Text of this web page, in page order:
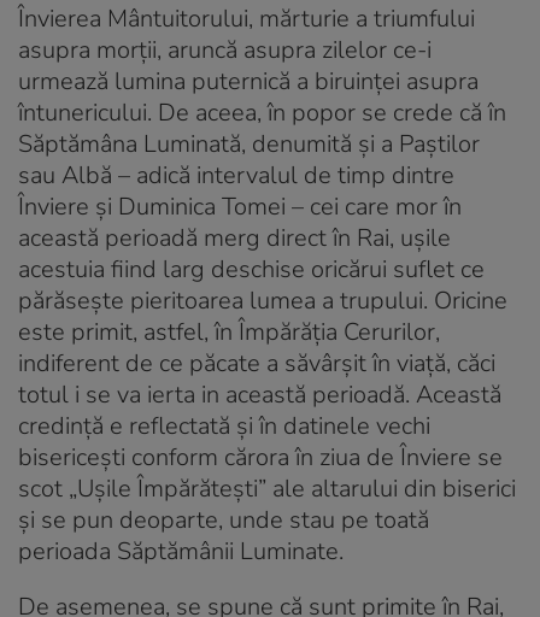
Învierea Mântuitorului, mărturie a triumfului
asupra morţii, aruncă asupra zilelor ce-i
urmează lumina puternică a biruinţei asupra
întunericului. De aceea, în popor se crede că în
Săptămâna Luminată, denumită şi a Paştilor
sau Albă – adică intervalul de timp dintre
Înviere şi Duminica Tomei – cei care mor în
această perioadă merg direct în Rai, uşile
acestuia fiind larg deschise oricărui suflet ce
părăseşte pieritoarea lumea a trupului. Oricine
este primit, astfel, în Împărăţia Cerurilor,
indiferent de ce păcate a săvârşit în viaţă, căci
totul i se va ierta in această perioadă. Această
credinţă e reflectată şi în datinele vechi
bisericeşti conform cărora în ziua de Înviere se
scot „Uşile Împărăteşti” ale altarului din biserici
şi se pun deoparte, unde stau pe toată
perioada Săptămânii Luminate.
De asemenea, se spune că sunt primite în Rai,